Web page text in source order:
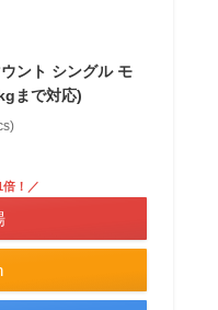
ント シングル モ
まで対応)
倍！／